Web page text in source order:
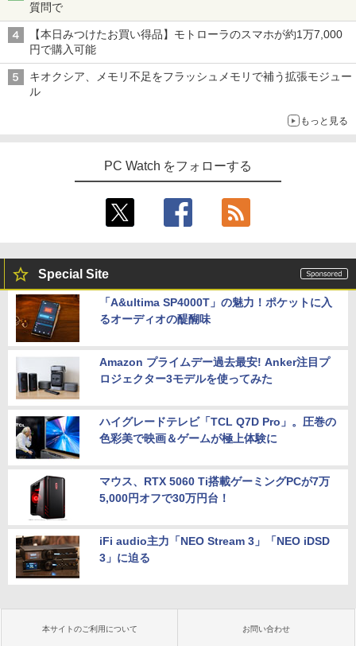
質問で
【本日みつけたお買い得品】モトローラのスマホが約1万7,000
円で購入可能
キオクシア、メモリ不足をフラッシュメモリで補う拡張モジュー
ル
もっと見る
PC Watch をフォローする
Special Site
「A&ultima SP4000T」の魅力！ポケットに入
るオーディオの醍醐味
Amazon プライムデー過去最安! Anker注目プ
ロジェクター3モデルを使ってみた
ハイグレードテレビ「TCL Q7D Pro」。圧巻の
色彩美で映画＆ゲームが極上体験に
マウス、RTX 5060 Ti搭載ゲーミングPCが7万
5,000円オフで30万円台！
iFi audio主力「NEO Stream 3」「NEO iDSD
3」に迫る
本サイトのご利用について お問い合わせ